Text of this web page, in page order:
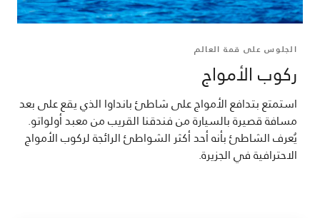
الجلوس على قمة العالم
ركوب الأمواج
استمتع بتدافع الأمواج على شاطئ بانداوا الذي يقع على بعد
مسافة قصيرة بالسيارة من فندقنا القريب من معبد أولواتو.
يُعرف الشاطئ بأنه أحد أكثر الشواطئ الرائجة لركوب الأمواج
الاحترافية في الجزيرة.